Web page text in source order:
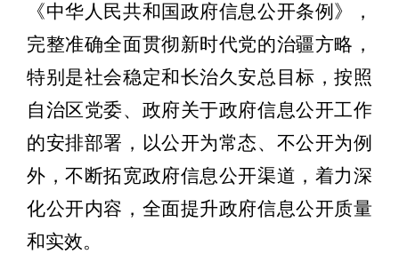
《中华人民共和国政府信息公开条例》，
完整准确全面贯彻新时代党的治疆方略，
特别是社会稳定和长治久安总目标，按照
自治区党委、政府关于政府信息公开工作
的安排部署，以公开为常态、不公开为例
外，不断拓宽政府信息公开渠道，着力深
化公开内容，全面提升政府信息公开质量
和实效。